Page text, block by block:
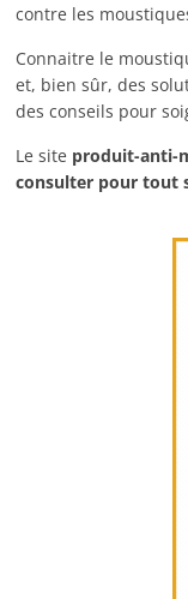
contre les
Connaitre le
et, bien sûr, des
des conseils pour
Le site produit-anti-
consulter pour tout